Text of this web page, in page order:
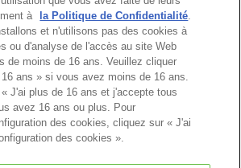
à
la Politique de Confidentialité.
et n'utilisons pas des cookies à
ou d'analyse de l'accès au site Web
de moins de 16 ans. Veuillez cliquer
ans » si vous avez moins de 16 ans.
J'ai plus de 16 ans et j'accepte tous
avez 16 ans ou plus. Pour
des cookies, cliquez sur « J'ai
des cookies ».